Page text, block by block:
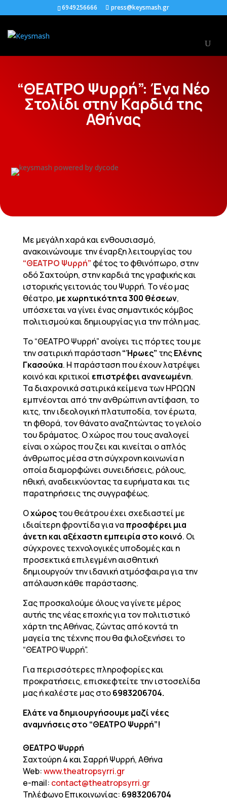
6949256666 press@keysmash.gr
“ΘΕΑΤΡΟ Ψυρρή”: Ένα Νέο
Στολίδι στην Καρδιά της
Αθήνας
Με μεγάλη χαρά και ενθουσιασμό,
ανακοινώνουμε την έναρξη λειτουργίας του
“ΘΕΑΤΡΟ Ψυρρή” φέτος το φθινόπωρο, στην
οδό Σαχτούρη, στην καρδιά της γραφικής και
ιστορικής γειτονιάς του Ψυρρή. Το νέο μας
θέατρο, με χωρητικότητα 300 θέσεων,
υπόσχεται να γίνει ένας σημαντικός κόμβος
πολιτισμού και δημιουργίας για την πόλη μας.
Το “ΘΕΑΤΡΟ Ψυρρή” ανοίγει τις πόρτες του με
την σατιρική παράσταση“Ήρωες” τηςΕλένης
Γκασούκα. Η παράσταση που έχουν λατρέψει
κοινό και κριτικοί επιστρέφει ανανεωμένη.
Τα διαχρονικά σατιρικά κείμενα των ΗΡΩΩΝ
εμπνέονται από την ανθρώπινη αντίφαση, το
κιτς, την ιδεολογική πλατυποδία, τον έρωτα,
τη φθορά, τον θάνατο αναζητώντας το γελοίο
του δράματος. Ο χώρος που τους αναλογεί
είναι ο χώρος που ζει και κινείται ο απλός
άνθρωπος μέσα στη σύγχρονη κοινωνία η
οποία διαμορφώνει συνειδήσεις, ρόλους,
ηθική, αναδεικνύοντας τα ευρήματα και τις
παρατηρήσεις της συγγραφέως.
Οχώροςτου θεάτρου έχει σχεδιαστεί με
ιδιαίτερη φροντίδα για να προσφέρει μια
άνετη και αξέχαστη εμπειρία στο κοινό. Οι
σύγχρονες τεχνολογικές υποδομές και η
προσεκτικά επιλεγμένη αισθητική
δημιουργούν την ιδανική ατμόσφαιρα για την
απόλαυση κάθε παράστασης.
Σας προσκαλούμε όλους να γίνετε μέρος
αυτής της νέας εποχής για τον πολιτιστικό
χάρτη της Αθήνας, ζώντας από κοντά τη
μαγεία της τέχνης που θα φιλοξενήσει το
“ΘΕΑΤΡΟ Ψυρρή”.
Για περισσότερες πληροφορίες και
προκρατήσεις, επισκεφτείτε την ιστοσελίδα
μας ή καλέστε μας στο6983206704.
Ελάτε να δημιουργήσουμε μαζί νέες
αναμνήσεις στο “ΘΕΑΤΡΟ Ψυρρή”!
ΘΕΑΤΡΟ Ψυρρή
Σαχτούρη 4 και Σαρρή Ψυρρή, Αθήνα
Web:www.theatropsyrri.gr
e-mail: contact@theatropsyrri.gr
Τηλέφωνο Επικοινωνίας: 6983206704